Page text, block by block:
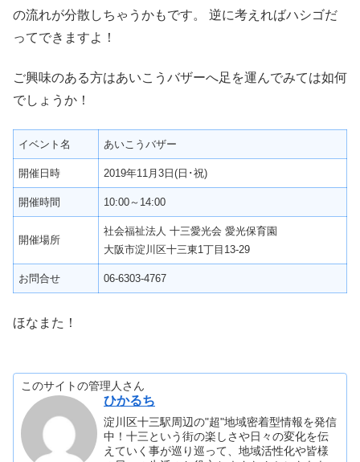
の流れが分散しちゃうかもです。 逆に考えればハシゴだ
ってできますよ！
ご興味のある方はあいこうバザーへ足を運んでみては如何
でしょうか！
イベント名 あいこうバザー
開催日時 2019年11月3日(日･祝)
開催時間 10:00～14:00
開催場所
社会福祉法人 十三愛光会 愛光保育園
大阪市淀川区十三東1丁目13-29
お問合せ 06-6303-4767
ほなまた！
このサイトの管理人さん
ひかるち
淀川区十三駅周辺の"超"地域密着型情報を発信
中！十三という街の楽しさや日々の変化を伝
えていく事が巡り巡って、地域活性化や皆様